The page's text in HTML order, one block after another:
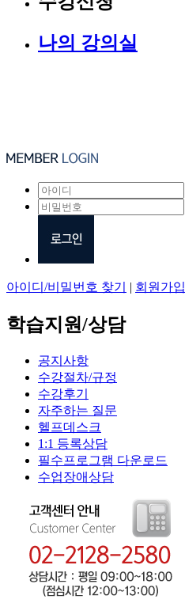
나의 강의실
아이디/비밀번호 찾기 | 회원가입
학습지원/상담
공지사항
수강절차/규정
수강후기
자주하는 질문
헬프데스크
1:1 등록상담
필수프로그램 다운로드
수업장애상담